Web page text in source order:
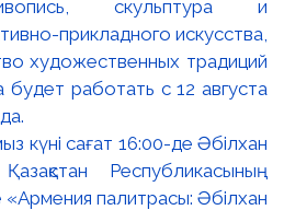
күні сағат 16:00-де Әбілхан
Республикасының
«Армения палитрасы: Әбілхан